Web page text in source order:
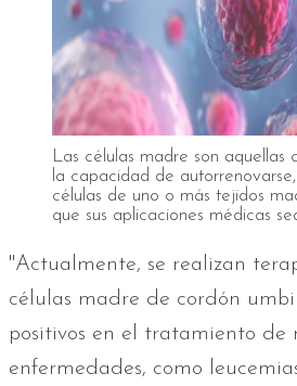
Las células madre son aquellas
la capacidad de
células de uno o más tejidos
que sus aplicaciones médicas
"Actualmente, se realizan
células madre de cordón
positivos en el tratamiento de
enfermedades, como